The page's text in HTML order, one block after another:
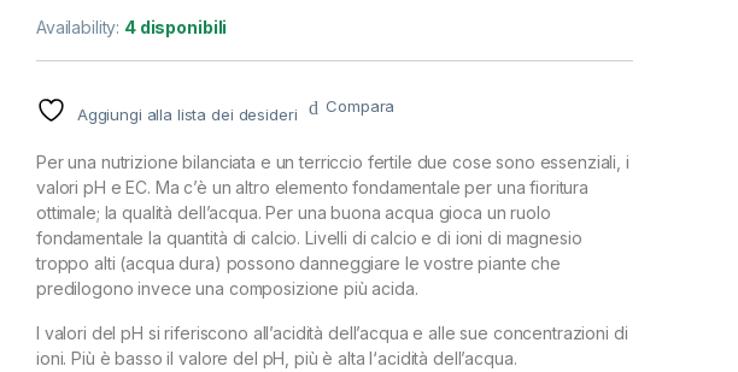
Availability: 4 disponibili
Aggiungi alla lista dei desideri Compara
Per una nutrizione bilanciata e un terriccio fertile due cose sono essenziali, i
valori pH e EC. Ma c’è un altro elemento fondamentale per una fioritura
ottimale; la qualità dell’acqua. Per una buona acqua gioca un ruolo
fondamentale la quantità di calcio. Livelli di calcio e di ioni di magnesio
troppo alti (acqua dura) possono danneggiare le vostre piante che
predilogono invece una composizione più acida.
I valori del pH si riferiscono all’acidità dell’acqua e alle sue concentrazioni di
ioni. Più è basso il valore del pH, più è alta l‘acidità dell’acqua.